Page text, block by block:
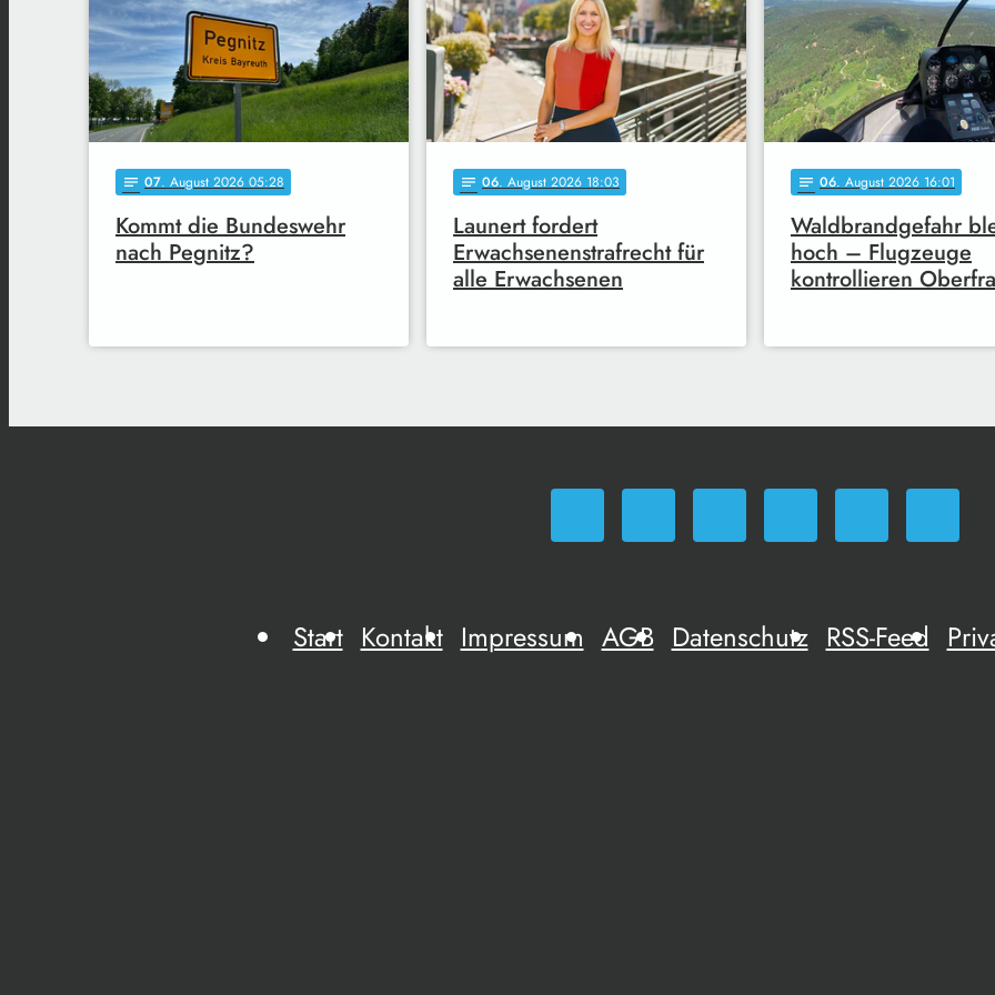
notes 07. August 2026 05:28
Kommt die Bundeswehr
nach Pegnitz?
notes 06. August 2026 18:03
Launert fordert
Erwachsenenstrafrecht für
alle Erwachsenen
notes 06. August 2026 16:01
Waldbrandgefahr
hoch – Flugzeuge
kontrollieren
Start Kontakt Impressum AGB Datenschutz RSS-Feed